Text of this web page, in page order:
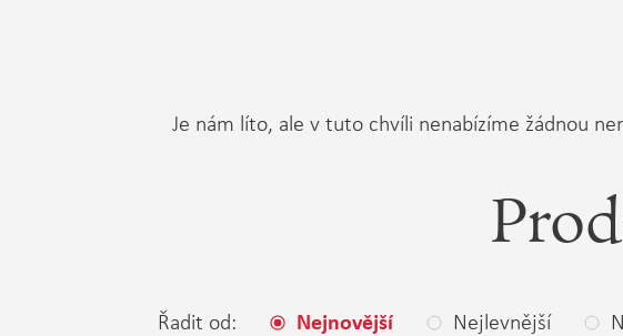
Je nám líto, ale v tuto chvíli nenabízíme žádnou
Řadit od: Nejnovější Nejlevnější